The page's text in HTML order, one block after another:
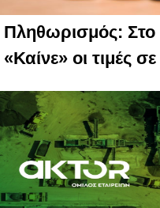
Πληθωρισμός: Στο
«Καίνε» οι τιμές